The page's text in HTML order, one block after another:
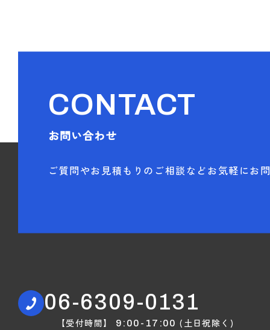
CONTACT
お問い合わせ
ご質問やお見積もりのご相談などお気軽にお
06-6309-0131
【受付時間】 9:00-17:00 (土日祝除く)